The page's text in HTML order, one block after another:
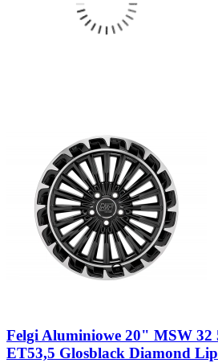
Felgi Aluminiowe 20" MSW 32
ET53,5 Glosblack Diamond Lip